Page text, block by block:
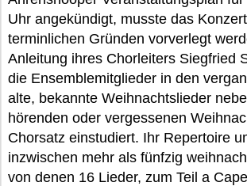
Uhr angekündigt, musste das
terminlichen Gründen vorverlegt
Anleitung ihres Chorleiters Siegfried
die Ensemblemitglieder in den
alte, bekannte Weihnachtslieder
hörenden oder vergessenen
Chorsatz einstudiert. Ihr Repertoire
inzwischen mehr als fünfzig
von denen 16 Lieder, zum Teil a